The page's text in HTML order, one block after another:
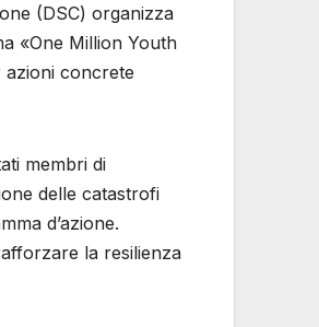
(DSC) organizza
«One Million Youth
azioni concrete
membri di
delle catastrofi
d’azione.
la resilienza